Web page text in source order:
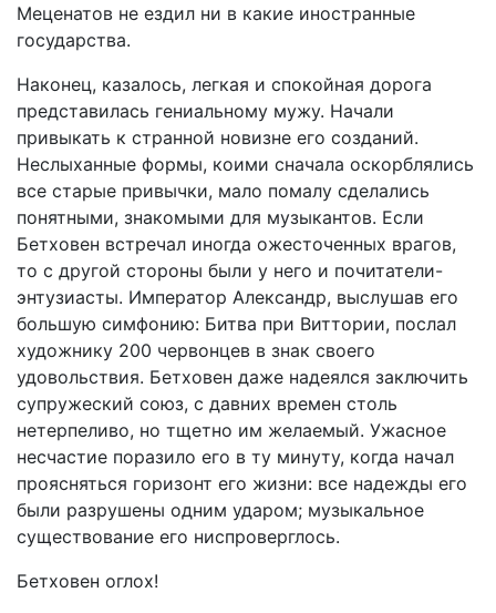
Меценатов не ездил ни в какие иностранные
государства.
Наконец, казалось, легкая и спокойная дорога
представилась гениальному мужу. Начали
привыкать к странной новизне его созданий.
Неслыханные формы, коими сначала оскорблялись
все старые привычки, мало помалу сделались
понятными, знакомыми для музыкантов. Если
Бетховен встречал иногда ожесточенных врагов,
то с другой стороны были у него и почитатели-
энтузиасты. Император Александр, выслушав его
большую симфонию: Битва при Виттории, послал
художнику 200 червонцев в знак своего
удовольствия. Бетховен даже надеялся заключить
супружеский союз, с давних времен столь
нетерпеливо, но тщетно им желаемый. Ужасное
несчастие поразило его в ту минуту, когда начал
проясняться горизонт его жизни: все надежды его
были разрушены одним ударом; музыкальное
существование его ниспроверглось.
Бетховен оглох!